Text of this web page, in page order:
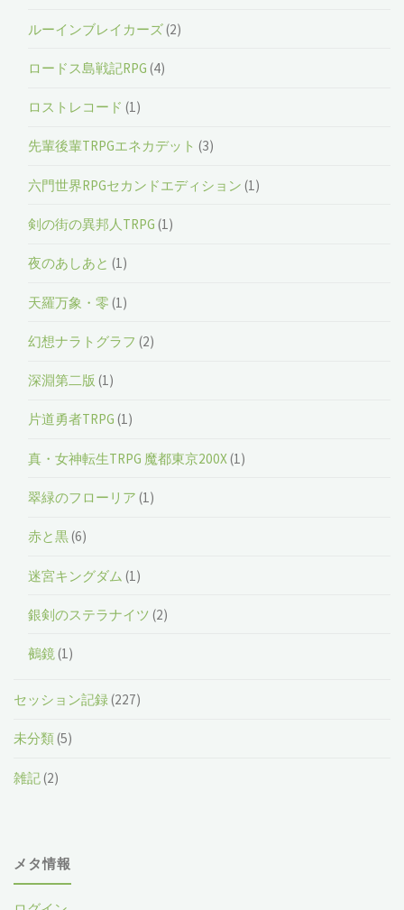
ルーインブレイカーズ(2)
ロードス島戦記RPG (4)
ロストレコード (1)
先輩後輩TRPGエネカデット (3)
六門世界RPGセカンドエディション (1)
剣の街の異邦人TRPG (1)
夜のあしあと (1)
天羅万象・零 (1)
幻想ナラトグラフ (2)
深淵第二版 (1)
片道勇者TRPG (1)
真・女神転生TRPG 魔都東京200X(1)
翠緑のフローリア (1)
赤と黒(6)
迷宮キングダム (1)
銀剣のステラナイツ (2)
鵺鏡(1)
セッション記録(227)
未分類(5)
雑記(2)
メタ情報